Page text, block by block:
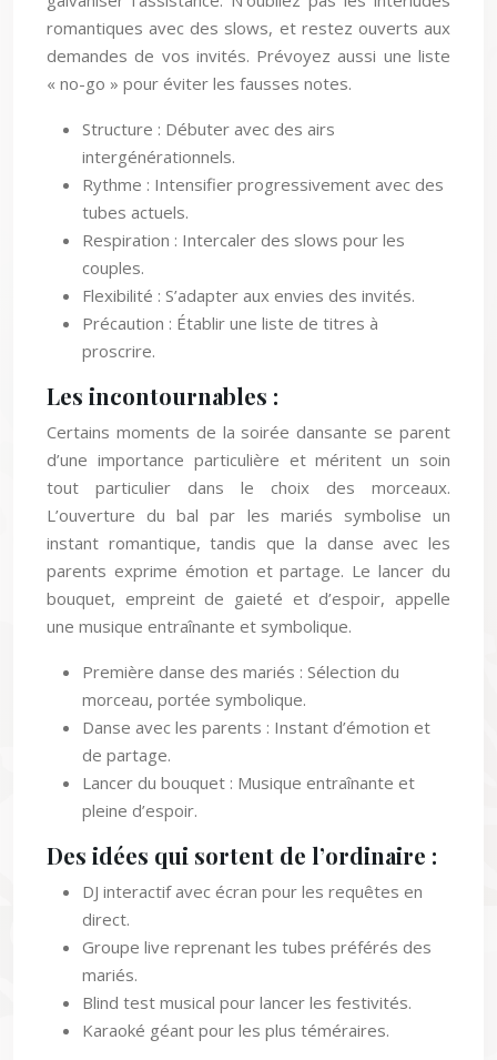
romantiques avec des slows, et restez ouverts aux
demandes de vos invités. Prévoyez aussi une liste
« no-go » pour éviter les fausses notes.
Structure : Débuter avec des airs
intergénérationnels.
Rythme : Intensifier progressivement avec des
tubes actuels.
Respiration : Intercaler des slows pour les
couples.
Flexibilité : S’adapter aux envies des invités.
Précaution : Établir une liste de titres à
proscrire.
Les incontournables :
Certains moments de la soirée dansante se parent
d’une importance particulière et méritent un soin
tout particulier dans le choix des morceaux.
L’ouverture du bal par les mariés symbolise un
instant romantique, tandis que la danse avec les
parents exprime émotion et partage. Le lancer du
bouquet, empreint de gaieté et d’espoir, appelle
une musique entraînante et symbolique.
Première danse des mariés : Sélection du
morceau, portée symbolique.
Danse avec les parents : Instant d’émotion et
de partage.
Lancer du bouquet : Musique entraînante et
pleine d’espoir.
Des idées qui sortent de l’ordinaire :
DJ interactif avec écran pour les requêtes en
direct.
Groupe live reprenant les tubes préférés des
mariés.
Blind test musical pour lancer les festivités.
Karaoké géant pour les plus téméraires.